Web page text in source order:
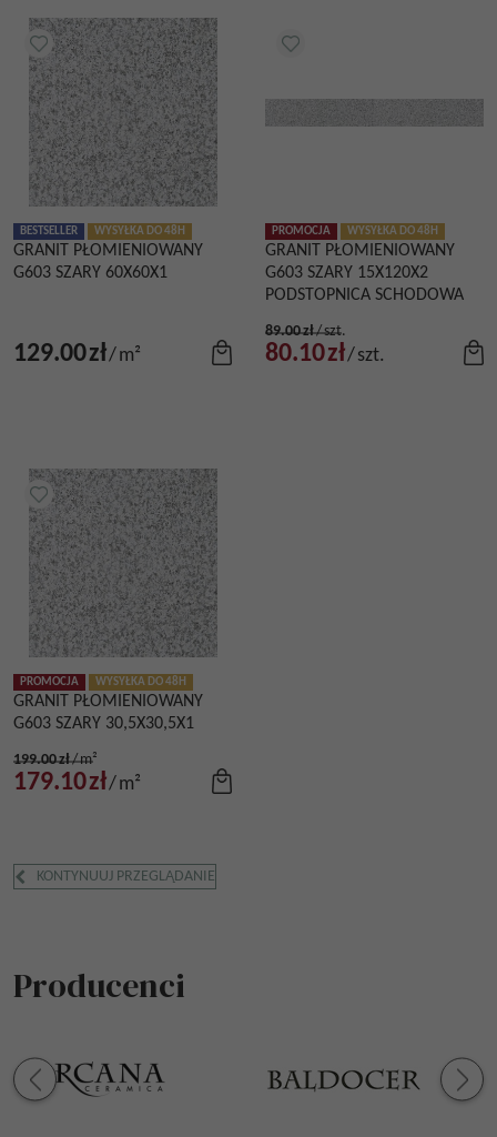
BESTSELLER WYSYŁKA DO 48H
GRANIT PŁOMIENIOWANY
G603 SZARY 60X60X1
129.00zł/ m²
PROMOCJA WYSYŁKA DO 48H
GRANIT PŁOMIENIOWANY
G603 SZARY 15X120X2
PODSTOPNICA SCHODOWA
89.00zł/szt.
80.10zł/ szt.
PROMOCJA WYSYŁKA DO 48H
GRANIT PŁOMIENIOWANY
G603 SZARY 30,5X30,5X1
199.00zł/m²
179.10zł/ m²
KONTYNUUJ PRZEGLĄDANIE
Producenci